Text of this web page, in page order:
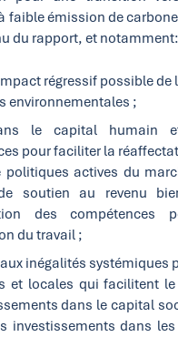
faible émission de
du rapport, et notamment:
régressif possible
environnementales ;
le capital humain
pour faciliter la
politiques actives du
soutien au revenu
des compétences
du travail ;
inégalités systémiques
et locales qui facilitent
dans le capital
investissements dans